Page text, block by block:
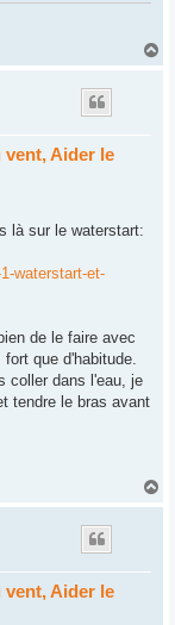
a
vent, Aider le
là sur le waterstart:
waterstart-et-
de le faire avec
que d'habitude.
coller dans l'eau, je
tendre le bras avant
vent, Aider le